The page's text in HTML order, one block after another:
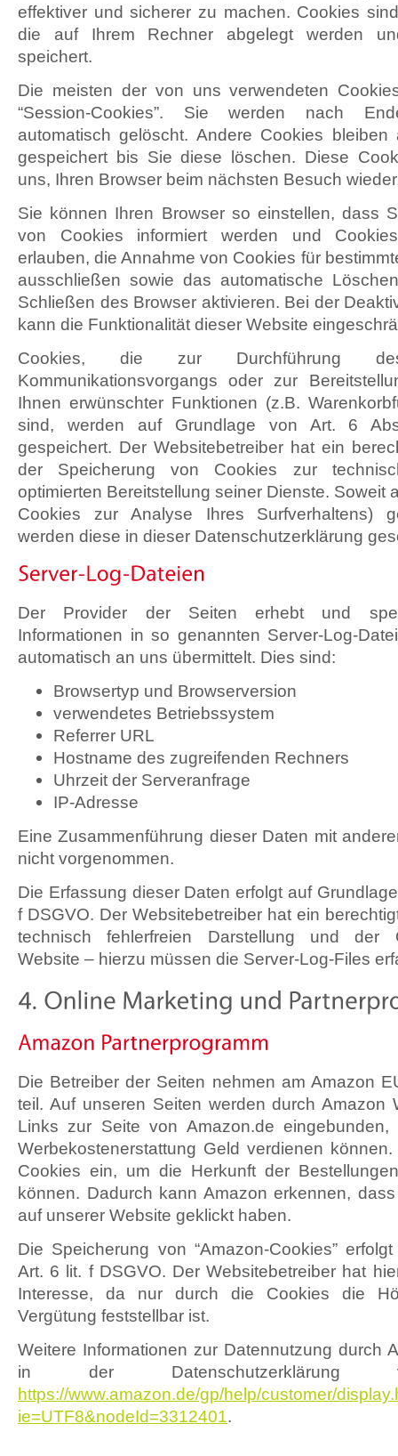
effektiver und sicherer zu machen. Cookies
die auf Ihrem Rechner abgelegt werden
speichert.
Die meisten der von uns verwendeten
“Session-Cookies”. Sie werden nach
automatisch gelöscht. Andere Cookies bleiben
gespeichert bis Sie diese löschen. Diese
uns, Ihren Browser beim nächsten Besuch
Sie können Ihren Browser so einstellen, dass
von Cookies informiert werden und
erlauben, die Annahme von Cookies für
ausschließen sowie das automatische
Schließen des Browser aktivieren. Bei der
kann die Funktionalität dieser Website
Cookies, die zur Durchführung des
Kommunikationsvorgangs oder zur
Ihnen erwünschter Funktionen (z.B.
sind, werden auf Grundlage von Art. 6
gespeichert. Der Websitebetreiber hat ein
der Speicherung von Cookies zur
optimierten Bereitstellung seiner Dienste. Soweit
Cookies zur Analyse Ihres Surfverhaltens)
werden diese in dieser Datenschutzerklärung
Der Provider der Seiten erhebt und
Informationen in so genannten Server-Log-
automatisch an uns übermittelt. Dies sind:
Browsertyp und Browserversion
verwendetes Betriebssystem
Referrer URL
Hostname des zugreifenden Rechners
Uhrzeit der Serveranfrage
IP-Adresse
Eine Zusammenführung dieser Daten mit
nicht vorgenommen.
Die Erfassung dieser Daten erfolgt auf
f DSGVO. Der Websitebetreiber hat ein
technisch fehlerfreien Darstellung und der
Website – hierzu müssen die Server-Log-Files
Die Betreiber der Seiten nehmen am Amazon
teil. Auf unseren Seiten werden durch Amazon
Links zur Seite von Amazon.de
Werbekostenerstattung Geld verdienen
Cookies ein, um die Herkunft der
können. Dadurch kann Amazon erkennen,
auf unserer Website geklickt haben.
Die Speicherung von “Amazon-Cookies”
Art. 6 lit. f DSGVO. Der Websitebetreiber hat
Interesse, da nur durch die Cookies die
Vergütung feststellbar ist.
Weitere Informationen zur Datennutzung durch
in der Datenschutzerklärung
https://www.amazon.de/gp/help/customer/
ie=UTF8&nodeId=3312401.